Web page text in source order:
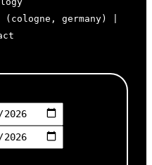
germany) |